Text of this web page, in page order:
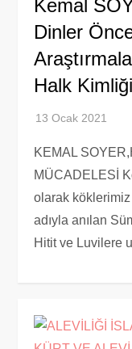
Kemal
Dinler
Halk
KEMAL
MÜCADELESİ
olarak
adıyla anılan
Hitit ve Luvilere